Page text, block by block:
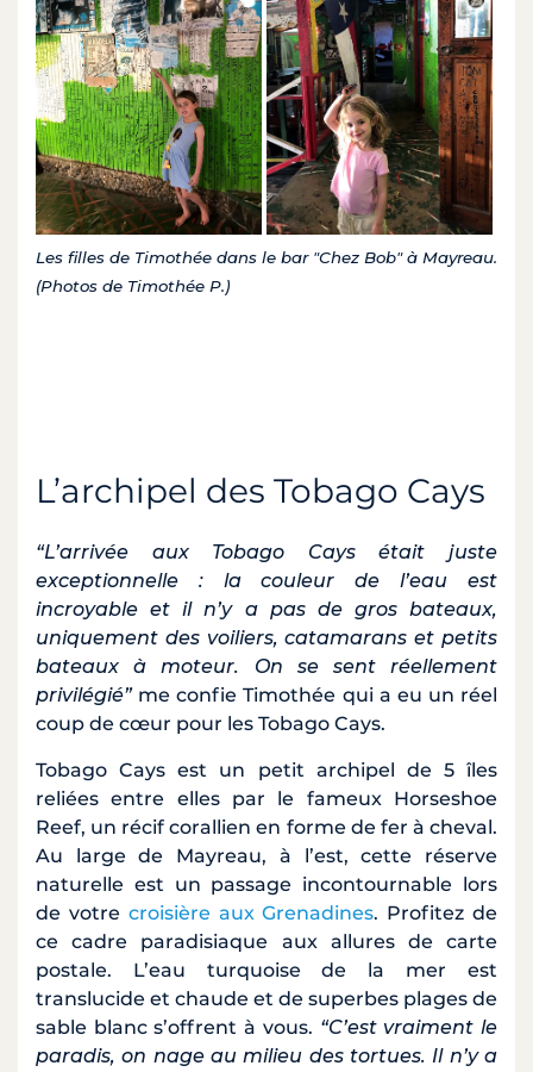
Les filles de Timothée dans le bar "Chez Bob" à Mayreau.
(Photos de Timothée P.)
L’archipel des Tobago Cays
“L’arrivée aux Tobago Cays était juste
exceptionnelle : la couleur de l’eau est
incroyable et il n’y a pas de gros bateaux,
uniquement des voiliers, catamarans et petits
bateaux à moteur. On se sent réellement
privilégié”me confie Timothée qui a eu un réel
coup de cœur pour les Tobago Cays.
Tobago Cays est un petit archipel de 5 îles
reliées entre elles par le fameux Horseshoe
Reef, un récif corallien en forme de fer à cheval.
Au large de Mayreau, à l’est, cette réserve
naturelle est un passage incontournable lors
de votre croisière aux Grenadines. Profitez de
ce cadre paradisiaque aux allures de carte
postale. L’eau turquoise de la mer est
translucide et chaude et de superbes plages de
sable blanc s’offrent à vous. “C’est vraiment le
paradis, on nage au milieu des tortues. Il n’y a